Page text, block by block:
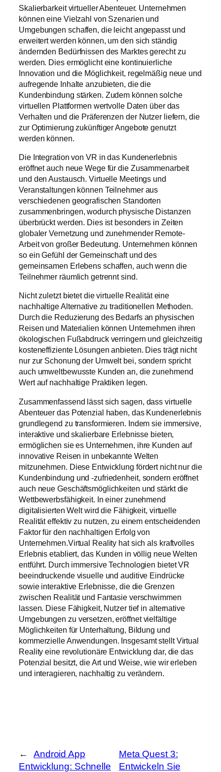
Skalierbarkeit virtueller Abenteuer. Unternehmen
können eine Vielzahl von Szenarien und
Umgebungen schaffen, die leicht angepasst und
erweitert werden können, um den sich ständig
ändernden Bedürfnissen des Marktes gerecht zu
werden. Dies ermöglicht eine kontinuierliche
Innovation und die Möglichkeit, regelmäßig neue und
aufregende Inhalte anzubieten, die die
Kundenbindung stärken. Zudem können solche
virtuellen Plattformen wertvolle Daten über das
Verhalten und die Präferenzen der Nutzer liefern, die
zur Optimierung zukünftiger Angebote genutzt
werden können.
Die Integration von VR in das Kundenerlebnis
eröffnet auch neue Wege für die Zusammenarbeit
und den Austausch. Virtuelle Meetings und
Veranstaltungen können Teilnehmer aus
verschiedenen geografischen Standorten
zusammenbringen, wodurch physische Distanzen
überbrückt werden. Dies ist besonders in Zeiten
globaler Vernetzung und zunehmender Remote-
Arbeit von großer Bedeutung. Unternehmen können
so ein Gefühl der Gemeinschaft und des
gemeinsamen Erlebens schaffen, auch wenn die
Teilnehmer räumlich getrennt sind.
Nicht zuletzt bietet die virtuelle Realität eine
nachhaltige Alternative zu traditionellen Methoden.
Durch die Reduzierung des Bedarfs an physischen
Reisen und Materialien können Unternehmen ihren
ökologischen Fußabdruck verringern und gleichzeitig
kosteneffiziente Lösungen anbieten. Dies trägt nicht
nur zur Schonung der Umwelt bei, sondern spricht
auch umweltbewusste Kunden an, die zunehmend
Wert auf nachhaltige Praktiken legen.
Zusammenfassend lässt sich sagen, dass virtuelle
Abenteuer das Potenzial haben, das Kundenerlebnis
grundlegend zu transformieren. Indem sie immersive,
interaktive und skalierbare Erlebnisse bieten,
ermöglichen sie es Unternehmen, ihre Kunden auf
innovative Reisen in unbekannte Welten
mitzunehmen. Diese Entwicklung fördert nicht nur die
Kundenbindung und -zufriedenheit, sondern eröffnet
auch neue Geschäftsmöglichkeiten und stärkt die
Wettbewerbsfähigkeit. In einer zunehmend
digitalisierten Welt wird die Fähigkeit, virtuelle
Realität effektiv zu nutzen, zu einem entscheidenden
Faktor für den nachhaltigen Erfolg von
Unternehmen.Virtual Reality hat sich als kraftvolles
Erlebnis etabliert, das Kunden in völlig neue Welten
entführt. Durch immersive Technologien bietet VR
beeindruckende visuelle und auditive Eindrücke
sowie interaktive Erlebnisse, die die Grenzen
zwischen Realität und Fantasie verschwimmen
lassen. Diese Fähigkeit, Nutzer tief in alternative
Umgebungen zu versetzen, eröffnet vielfältige
Möglichkeiten für Unterhaltung, Bildung und
kommerzielle Anwendungen. Insgesamt stellt Virtual
Reality eine revolutionäre Entwicklung dar, die das
Potenzial besitzt, die Art und Weise, wie wir erleben
und interagieren, nachhaltig zu verändern.
←
Android App
Entwicklung: Schnelle
Meta Quest 3:
Entwickeln Sie